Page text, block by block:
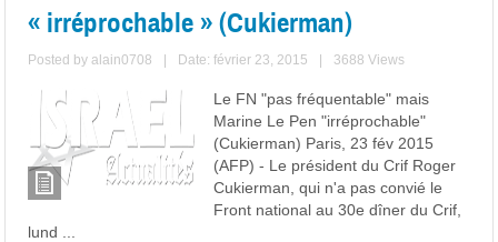
« irréprochable » (Cukierman)
Posted byalain0708 Date: février 23, 2015 3688 Views
Le FN "pas fréquentable" mais
Marine Le Pen "irréprochable"
(Cukierman) Paris, 23 fév 2015
(AFP) - Le président du Crif Roger
Cukierman, qui n'a pas convié le
Front national au 30e dîner du Crif,
lund ...